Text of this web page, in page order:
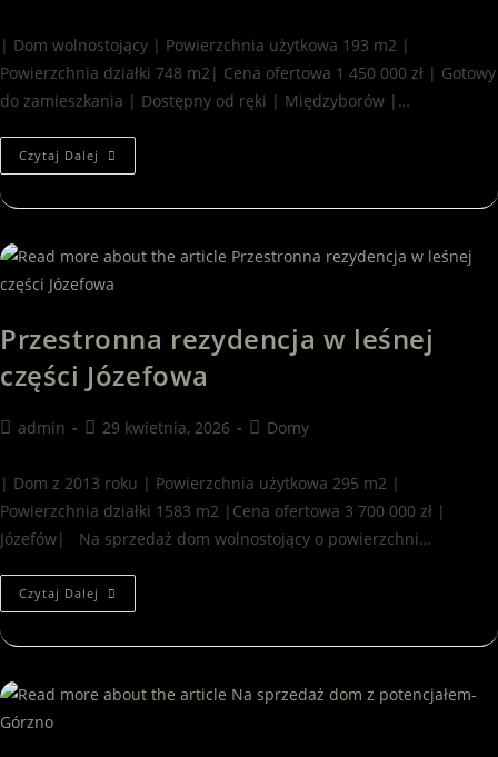
| Dom wolnostojący | Powierzchnia użytkowa 193 m2 |
Powierzchnia działki 748 m2| Cena ofertowa 1 450 000 zł | Gotowy
do zamieszkania | Dostępny od ręki | Międzyborów |…
Czytaj Dalej
Przestronna rezydencja w leśnej
części Józefowa
admin 29 kwietnia, 2026 Domy
| Dom z 2013 roku | Powierzchnia użytkowa 295 m2 |
Powierzchnia działki 1583 m2 |Cena ofertowa 3 700 000 zł |
Józefów| Na sprzedaż dom wolnostojący o powierzchni…
Czytaj Dalej